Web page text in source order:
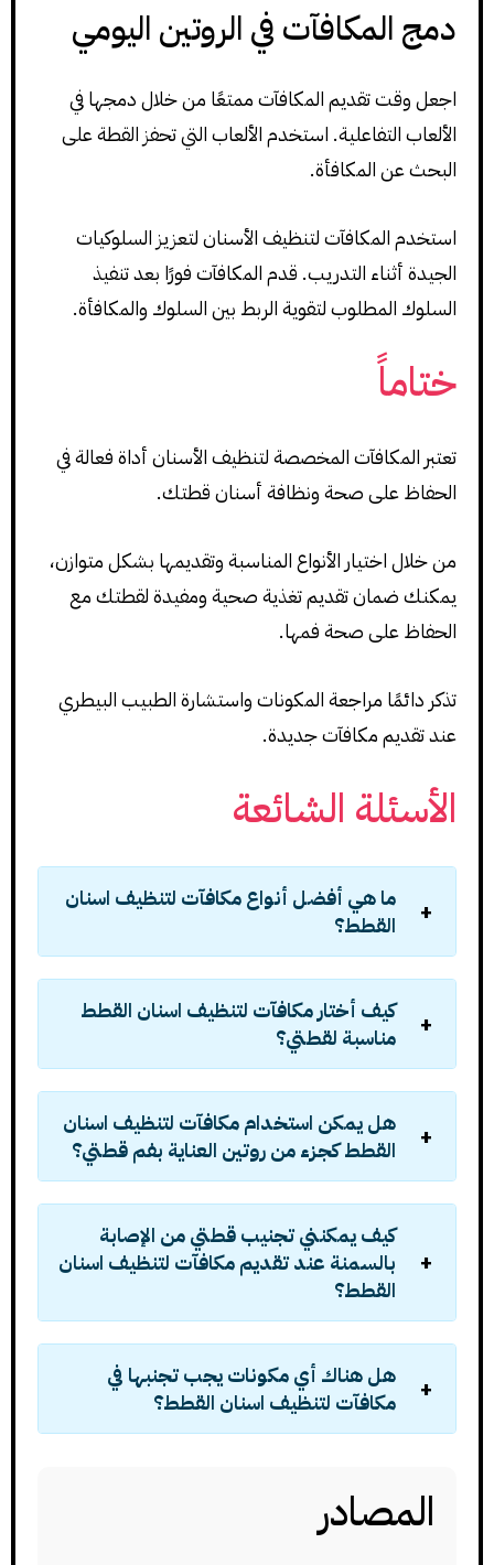
دمج المكافآت في الروتين اليومي
اجعل وقت تقديم المكافآت ممتعًا من خلال دمجها في
الألعاب التفاعلية. استخدم الألعاب التي تحفز القطة على
البحث عن المكافأة.
استخدم المكافآت لتنظيف الأسنان لتعزيز السلوكيات
الجيدة أثناء التدريب. قدم المكافآت فورًا بعد تنفيذ
السلوك المطلوب لتقوية الربط بين السلوك والمكافأة.
ختاماً
تعتبر المكافآت المخصصة لتنظيف الأسنان أداة فعالة في
الحفاظ على صحة ونظافة أسنان قطتك.
من خلال اختيار الأنواع المناسبة وتقديمها بشكل متوازن،
يمكنك ضمان تقديم تغذية صحية ومفيدة لقطتك مع
الحفاظ على صحة فمها.
تذكر دائمًا مراجعة المكونات واستشارة الطبيب البيطري
عند تقديم مكافآت جديدة.
الأسئلة الشائعة
ما هي أفضل أنواع مكافآت لتنظيف اسنان
القطط؟
كيف أختار مكافآت لتنظيف اسنان القطط
مناسبة لقطتي؟
هل يمكن استخدام مكافآت لتنظيف اسنان
القطط كجزء من روتين العناية بفم قطتي؟
كيف يمكنني تجنيب قطتي من الإصابة
بالسمنة عند تقديم مكافآت لتنظيف اسنان
القطط؟
هل هناك أي مكونات يجب تجنبها في
مكافآت لتنظيف اسنان القطط؟
المصادر